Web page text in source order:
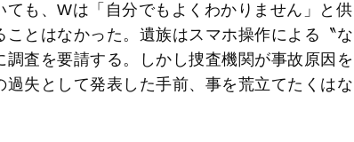
も、Wは「自分でもよくわかりません」と供
とはなかった。遺族はスマホ操作による〝な
査を要請する。しかし捜査機関が事故原因を
失として発表した手前、事を荒立てたくはな